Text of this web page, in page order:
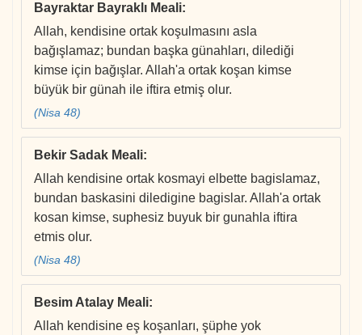
Bayraktar Bayraklı Meali:
Allah, kendisine ortak koşulmasını asla
bağışlamaz; bundan başka günahları, dilediği
kimse için bağışlar. Allah'a ortak koşan kimse
büyük bir günah ile iftira etmiş olur.
(Nisa 48)
Bekir Sadak Meali:
Allah kendisine ortak kosmayi elbette bagislamaz,
bundan baskasini diledigine bagislar. Allah'a ortak
kosan kimse, suphesiz buyuk bir gunahla iftira
etmis olur.
(Nisa 48)
Besim Atalay Meali:
Allah kendisine eş koşanları, şüphe yok